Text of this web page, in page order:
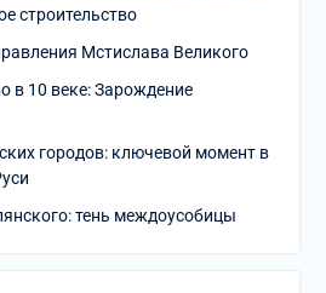
строительство
Мстислава Великого
в 10 веке: Зарождение
городов: ключевой момент в
тень междоусобицы